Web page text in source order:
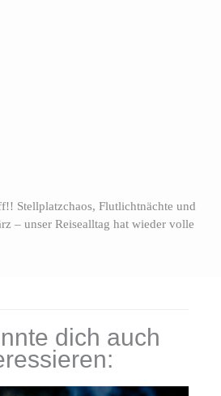
Stellplatzchaos, Flutlichtnächte und
– unser Reisealltag hat wieder volle
dich auch